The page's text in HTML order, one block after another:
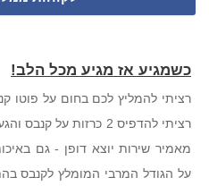
כשמגיע אז מגיע מכל הלב!
רציתי להמליץ לכם בחום על פוטו
רציתי להדפיס 2 כרזות
מאמיר שירות יוצא דופן - גם
על הגודל המרבי המומלץ לקנבס